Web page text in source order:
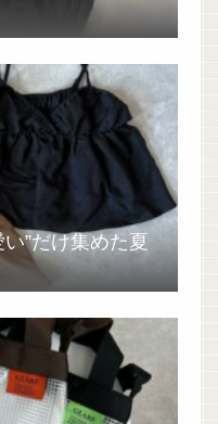
”だけ集めた夏